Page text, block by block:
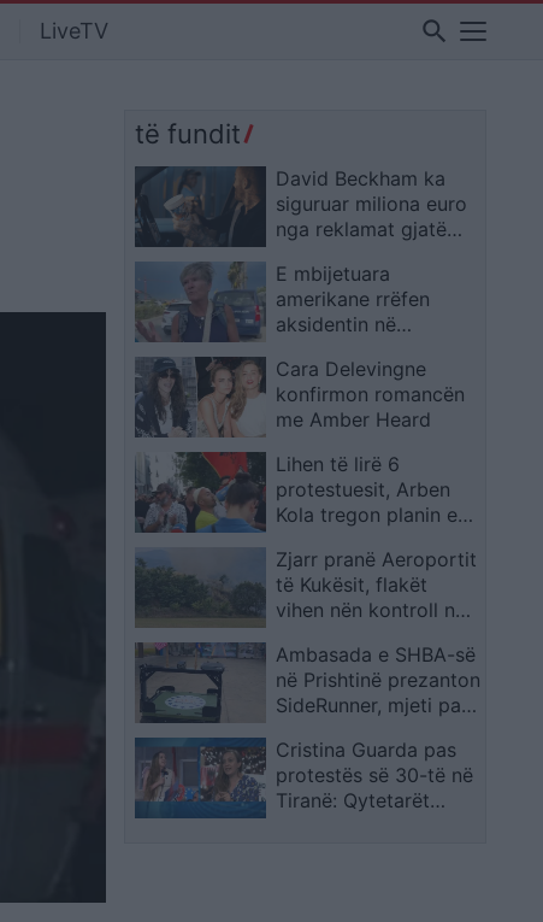
LiveTV search
të fundit
David Beckham ka
siguruar miliona euro
nga reklamat gjatë
hidratimit në Kupën e
Botës 2026
E mbijetuara
amerikane rrëfen
aksidentin në
përmbysëm në vetëm
pak çaste
Cara Delevingne
konfirmon romancën
me Amber Heard
Lihen të lirë 6
protestuesit, Arben
Kola tregon planin e
Mblidhemi si çdo ditë
dhe marshojmë më tej
Zjarr pranë Aeroportit
të Kukësit, flakët
vihen nën kontroll nga
Ambasada e SHBA-së
në Prishtinë prezanton
SideRunner, mjeti pa
në Kosovë
Cristina Guarda pas
protestës së 30-të në
Tiranë: Qytetarët